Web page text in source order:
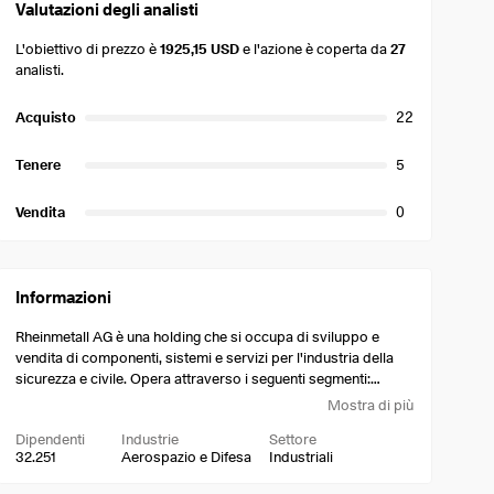
Valutazioni degli analisti
L'obiettivo di prezzo è1925,15 USDe l'azione è coperta da27
analisti.
Acquisto 22
Tenere 5
Vendita 0
Informazioni
Rheinmetall AG è una holding che si occupa di sviluppo e
vendita di componenti, sistemi e servizi per l'industria della
sicurezza e civile. Opera attraverso i seguenti segmenti:
Sistemi per veicoli, Armi e munizioni, Soluzioni elettroniche,
Sistemi per veicoli offre una gamma diversificata di veicoli, tra
cui veicoli da combattimento, di supporto, logistici e speciali.
Mostra di più
Dipendenti
32.251
Industrie
Aerospazio e Difesa
Settore
Industriali